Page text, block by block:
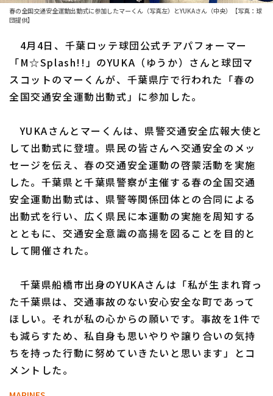
ファーム東地区
ファーム中地区
ファーム西地区
交流戦
北海道日本ハムファイターズ
東北楽天ゴールデンイーグルス
埼玉西武ライオンズ
千葉ロッテマリーンズ
オリックス・バファローズ
福岡ソフトバンクホークス
ニュース
利用規約
春の全国交通安全運動出動式に参加したマーくん（写真左）とYUKAさん（中央）【写真：球
団提供】
4月4日、千葉ロッテ球団公式チアパフォーマー
「M☆Splash!!」のYUKA（ゆうか）さんと球団マ
スコットのマーくんが、千葉県庁で行われた「春の
全国交通安全運動出動式」に参加した。
YUKAさんとマーくんは、県警交通安全広報大使と
して出動式に登壇。県民の皆さんへ交通安全のメッ
セージを伝え、春の交通安全運動の啓蒙活動を実施
した。千葉県と千葉県警察が主催する春の全国交通
安全運動出動式は、県警等関係団体との合同による
出動式を行い、広く県民に本運動の実施を周知する
とともに、交通安全意識の高揚を図ることを目的と
して開催された。
千葉県船橋市出身のYUKAさんは「私が生まれ育っ
た千葉県は、交通事故のない安心安全な町であって
ほしい。それが私の心からの願いです。事故を1件で
も減らすため、私自身も思いやりや譲り合いの気持
ちを持った行動に努めていきたいと思います」とコ
メントした。